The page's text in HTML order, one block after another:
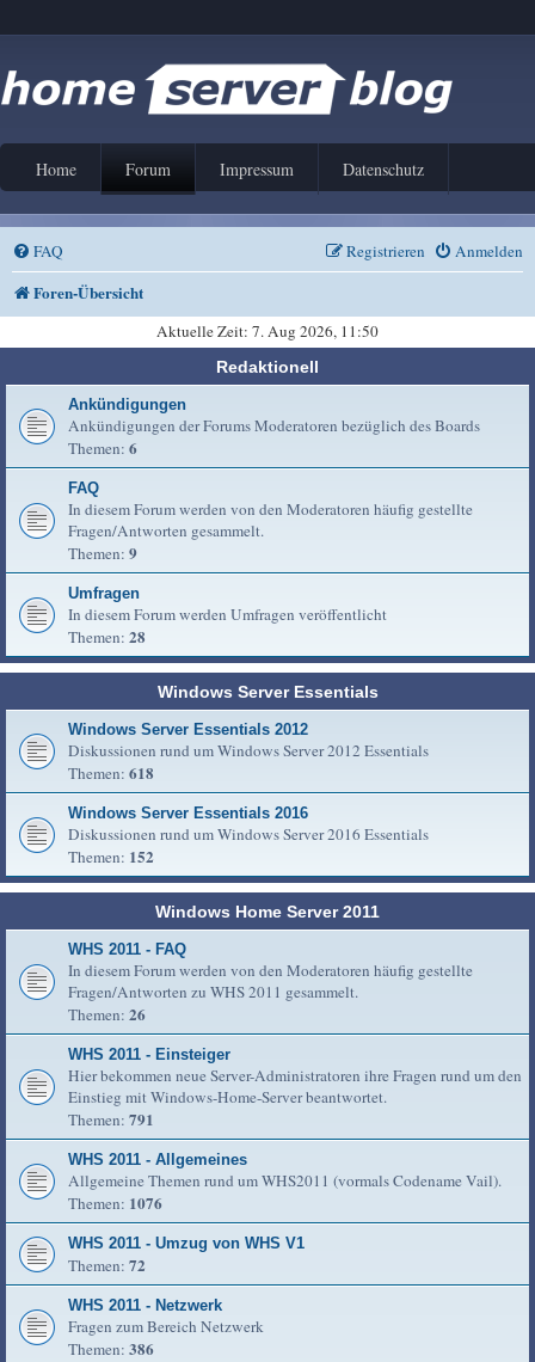
Home Forum Impressum Datenschutz
FAQ Anmelden
Registrieren
Foren-Übersicht
Aktuelle Zeit: 7. Aug 2026, 11:50
Redaktionell
Ankündigungen
Ankündigungen der Forums Moderatoren bezüglich des Boards
Themen: 6
FAQ
In diesem Forum werden von den Moderatoren häufig gestellte
Fragen/Antworten gesammelt.
Themen: 9
Umfragen
In diesem Forum werden Umfragen veröffentlicht
Themen: 28
Windows Server Essentials
Windows Server Essentials 2012
Diskussionen rund um Windows Server 2012 Essentials
Themen: 618
Windows Server Essentials 2016
Diskussionen rund um Windows Server 2016 Essentials
Themen: 152
Windows Home Server 2011
WHS 2011 - FAQ
In diesem Forum werden von den Moderatoren häufig gestellte
Fragen/Antworten zu WHS 2011 gesammelt.
Themen: 26
WHS 2011 - Einsteiger
Hier bekommen neue Server-Administratoren ihre Fragen rund um den
Einstieg mit Windows-Home-Server beantwortet.
Themen: 791
WHS 2011 - Allgemeines
Allgemeine Themen rund um WHS2011 (vormals Codename Vail).
Themen: 1076
WHS 2011 - Umzug von WHS V1
Themen: 72
WHS 2011 - Netzwerk
Fragen zum Bereich Netzwerk
Themen: 386